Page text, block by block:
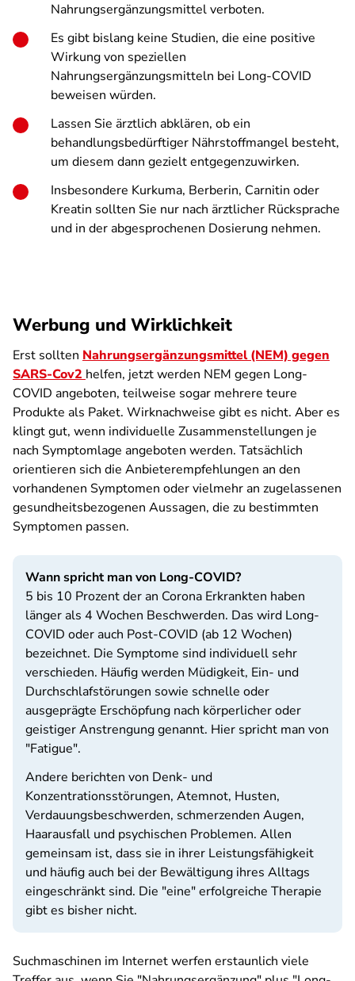
Nahrungsergänzungsmittel verboten.
Es gibt bislang keine Studien, die eine positive
Wirkung von speziellen
Nahrungsergänzungsmitteln bei Long-COVID
beweisen würden.
Lassen Sie ärztlich abklären, ob ein
behandlungsbedürftiger Nährstoffmangel besteht,
um diesem dann gezielt entgegenzuwirken.
Insbesondere Kurkuma, Berberin, Carnitin oder
Kreatin sollten Sie nur nach ärztlicher Rücksprache
und in der abgesprochenen Dosierung nehmen.
Werbung und Wirklichkeit
Erst sollten Nahrungsergänzungsmittel (NEM) gegen
SARS-Cov2 helfen, jetzt werden NEM gegen Long-
COVID angeboten, teilweise sogar mehrere teure
Produkte als Paket. Wirknachweise gibt es nicht. Aber es
klingt gut, wenn individuelle Zusammenstellungen je
nach Symptomlage angeboten werden. Tatsächlich
orientieren sich die Anbieterempfehlungen an den
vorhandenen Symptomen oder vielmehr an zugelassenen
gesundheitsbezogenen Aussagen, die zu bestimmten
Symptomen passen.
Wann spricht man von Long-COVID?
5 bis 10 Prozent der an Corona Erkrankten haben
länger als 4 Wochen Beschwerden. Das wird Long-
COVID oder auch Post-COVID (ab 12 Wochen)
bezeichnet. Die Symptome sind individuell sehr
verschieden. Häufig werden Müdigkeit, Ein- und
Durchschlafstörungen sowie schnelle oder
ausgeprägte Erschöpfung nach körperlicher oder
geistiger Anstrengung genannt. Hier spricht man von
"Fatigue".
Andere berichten von Denk- und
Konzentrationsstörungen, Atemnot, Husten,
Verdauungsbeschwerden, schmerzenden Augen,
Haarausfall und psychischen Problemen. Allen
gemeinsam ist, dass sie in ihrer Leistungsfähigkeit
und häufig auch bei der Bewältigung ihres Alltags
eingeschränkt sind. Die "eine" erfolgreiche Therapie
gibt es bisher nicht.
Suchmaschinen im Internet werfen erstaunlich viele